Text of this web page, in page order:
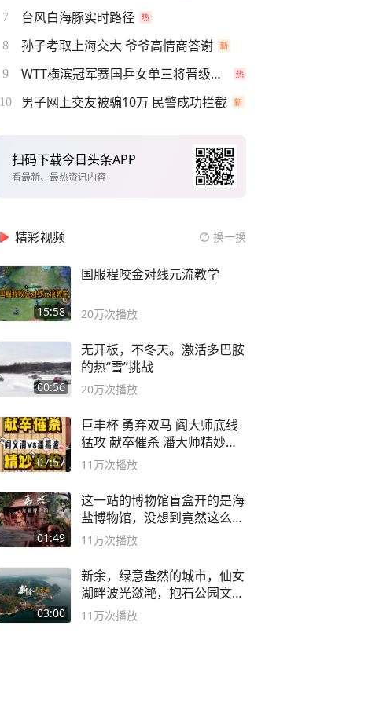
7 台风白海豚实时路径
8 孙子考取上海交大 爷爷高情商答谢
9 WTT横滨冠军赛国乒女单三将晋级四强
10 男子网上交友被骗10万 民警成功拦截
扫码下载今日头条APP
看最新、最热资讯内容
精彩视频 换一换
15:58
国服程咬金对线元流教学
20万次播放
00:56
无开板，不冬天。激活多巴胺
的热“雪”挑战
20万次播放
07:57
巨丰杯 勇弃双马 阎大师底线
猛攻 献卒催杀 潘大师精妙入
局
11万次播放
01:49
这一站的博物馆盲盒开的是海
盐博物馆，没想到竟然这么好
逛！
11万次播放
03:00
新余，绿意盎然的城市，仙女
湖畔波光潋滟，抱石公园文化
深邃……
11万次播放